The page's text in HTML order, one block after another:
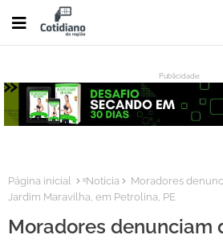
Publicidade:
:
Página inicial ˣNotícia
Moradores
Jardim Maravilha, em Petrolina, PE
Moradores denunciam